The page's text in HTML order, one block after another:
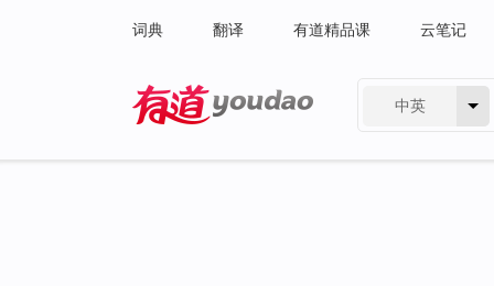
词典 翻译 有道精品课 云笔记
中英